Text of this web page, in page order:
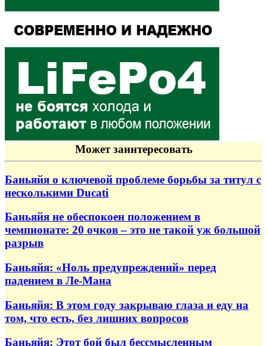
Может заинтересовать
Баньяйя о ключевой проблеме борьбы за титул с
несколькими Ducati
Баньяйя не обеспокоен положением в
чемпионате: 20 очков – это не такой уж большой
разрыв
Баньяйя: «Ноль предупреждений» перед
падением в Ле-Мана
Баньяйя: В этом году закрываю глаза и еду на
том, что есть, без лишних вопросов
Баньяйя: Этот бой был бессмысленным